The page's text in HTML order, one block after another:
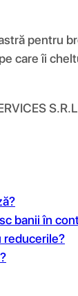
pentru
care îi
banii în
reducerile?